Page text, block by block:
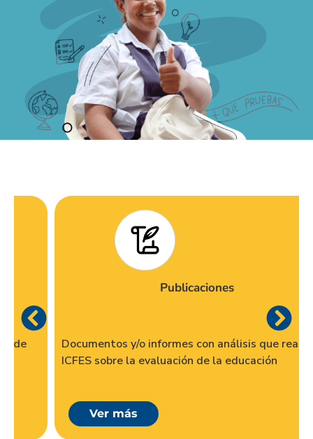
Publicaciones
Documentos y/o informes con análisis que realiza el
ICFES sobre la evaluación de la educación
Ver más